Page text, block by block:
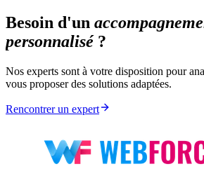
Besoin d'un
personnalisé?
Nos experts sont à votre disposition pour
vous proposer des solutions adaptées.
Rencontrer un expert